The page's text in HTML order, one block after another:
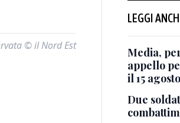
© il Nord Est
LEGGI
Media,
appello
il 15 agosto
Due